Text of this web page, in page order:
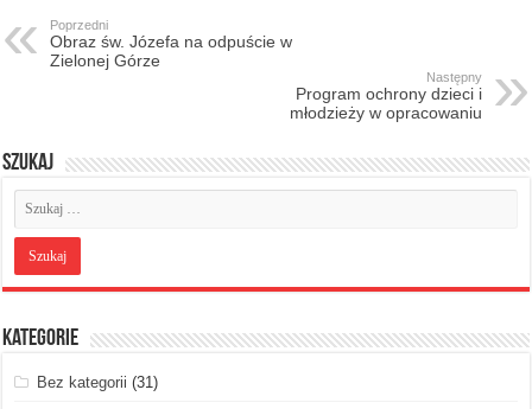
Poprzedni
Obraz św. Józefa na odpuście w
Zielonej Górze
Następny
Program ochrony dzieci i
młodzieży w opracowaniu
Szukaj
Kategorie
Bez kategorii (31)